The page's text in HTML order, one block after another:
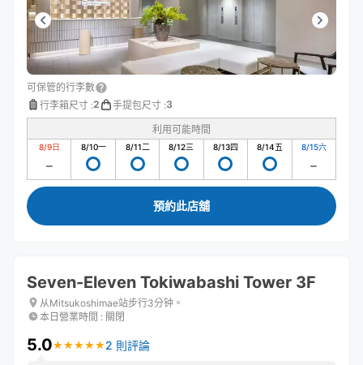
可保管的行李數
行李箱尺寸 :2 手提包尺寸 :3
利用可能時間
8/9日 8/10一 8/11二 8/12三 8/13四 8/14五 8/15六
預約此店舖
Seven-Eleven Tokiwabashi Tower 3F
从Mitsukoshimae站步行3分钟。
本日營業時間 : 關閉
5.0★ ★ ★ ★ ★
★ ★ ★ ★ ★ 2 則評論